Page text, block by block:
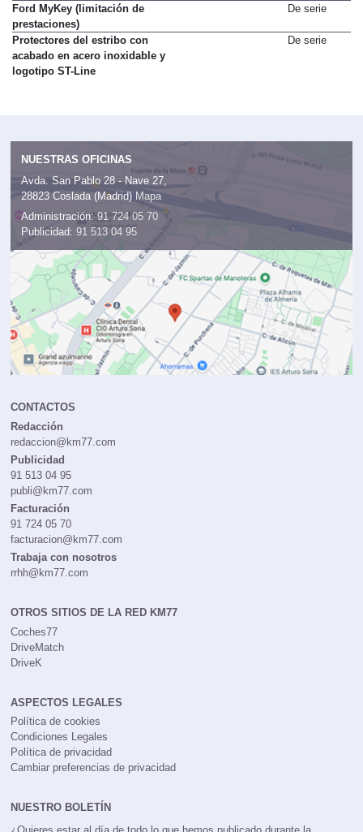
Ford MyKey (limitación de
prestaciones)
De serie
Protectores del estribo con
acabado en acero inoxidable y
logotipo ST-Line
De serie
NUESTRAS OFICINAS
Avda. San Pablo 28 - Nave 27,
28823 Coslada (Madrid) Mapa
Administración: 91 724 05 70
Publicidad: 91 513 04 95
CONTACTOS
Redacción
redaccion@km77.com
Publicidad
91 513 04 95
publi@km77.com
Facturación
91 724 05 70
facturacion@km77.com
Trabaja con nosotros
rrhh@km77.com
OTROS SITIOS DE LA RED KM77
Coches77
DriveMatch
DriveK
ASPECTOS LEGALES
Política de cookies
Condiciones Legales
Política de privacidad
Cambiar preferencias de privacidad
NUESTRO BOLETÍN